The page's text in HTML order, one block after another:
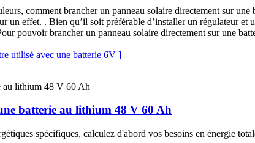
comment brancher un panneau solaire directement sur
un effet. . Bien qu’il soit préférable d’installer un régulateur
pouvoir brancher un panneau solaire directement sur une
utilisé avec une batterie 6V ]
batterie au lithium 48 V 60 Ah
spécifiques, calculez d'abord vos besoins en énergie